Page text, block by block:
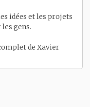
idées et les projets
gens.
de Xavier